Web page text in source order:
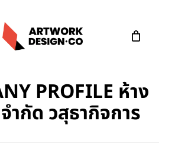
PROFILE ห้าง
ำกัด วสุธากิจการ